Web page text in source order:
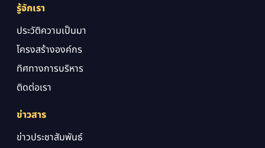
รู้จักเรา
ประวัติความเป็นมา
โครงสร้างองค์กร
ทิศทางการบริหาร
ติดต่อเรา
ข่าวสาร
ข่าวประชาสัมพันธ์